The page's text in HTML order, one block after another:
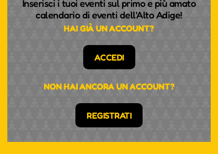
Inserisci i tuoi eventi sul primo e più amato
calendario di eventi dell'Alto Adige!
HAI GIÀ UN ACCOUNT?
ACCEDI
NON HAI ANCORA UN ACCOUNT?
REGISTRATI